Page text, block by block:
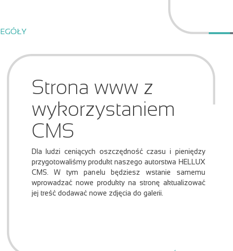
Strona www z
wykorzystaniem
CMS
Dla ludzi ceniących oszczędność czasu i pieniędzy
przygotowaliśmy produkt naszego autorstwa HELLUX
CMS. W tym panelu będziesz wstanie samemu
wprowadzać nowe produkty na stronę aktualizować
jej treść dodawać nowe zdjęcia do galerii.